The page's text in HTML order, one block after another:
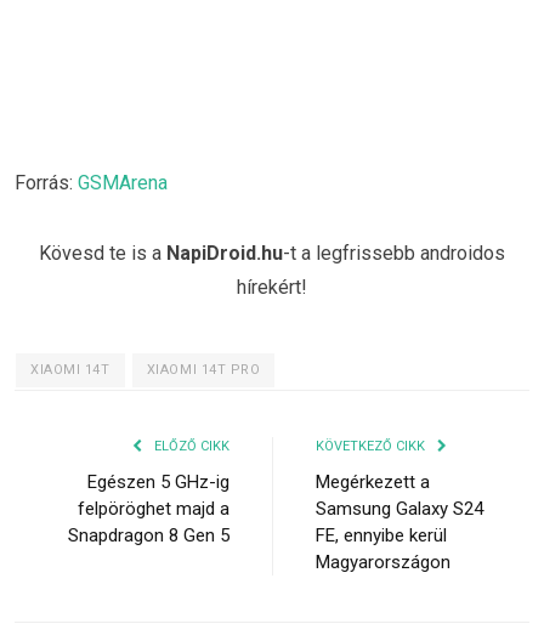
Forrás: GSMArena
Kövesd te is a NapiDroid.hu-t a legfrissebb androidos
hírekért!
XIAOMI 14T XIAOMI 14T PRO
ELŐZŐ CIKK
Egészen 5 GHz-ig
felpöröghet majd a
Snapdragon 8 Gen 5
KÖVETKEZŐ CIKK
Megérkezett a
Samsung Galaxy S24
FE, ennyibe kerül
Magyarországon